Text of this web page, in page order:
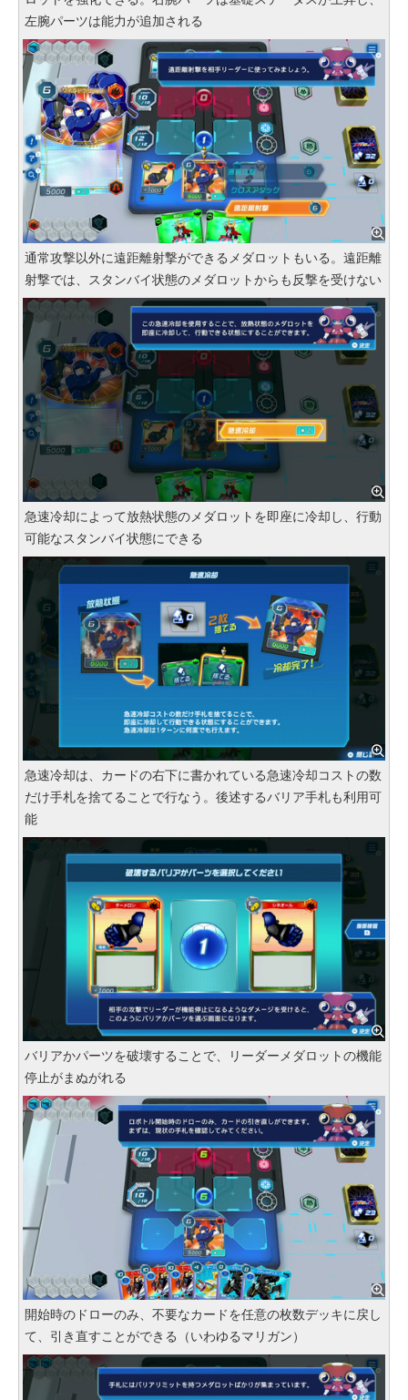
左腕パーツは能力が追加される
通常攻撃以外に遠距離射撃ができるメダロットもいる。遠距離
射撃では、スタンバイ状態のメダロットからも反撃を受けない
急速冷却によって放熱状態のメダロットを即座に冷却し、行動
可能なスタンバイ状態にできる
急速冷却は、カードの右下に書かれている急速冷却コストの数
だけ手札を捨てることで行なう。後述するバリア手札も利用可
能
バリアかパーツを破壊することで、リーダーメダロットの機能
停止がまぬがれる
開始時のドローのみ、不要なカードを任意の枚数デッキに戻し
て、引き直すことができる（いわゆるマリガン）